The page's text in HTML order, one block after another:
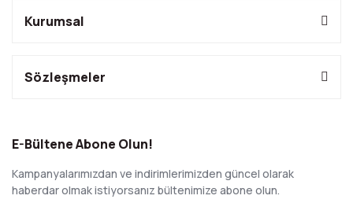
Kurumsal
Sözleşmeler
E-Bültene Abone Olun!
Kampanyalarımızdan ve indirimlerimizden güncel olarak
haberdar olmak istiyorsanız bültenimize abone olun.